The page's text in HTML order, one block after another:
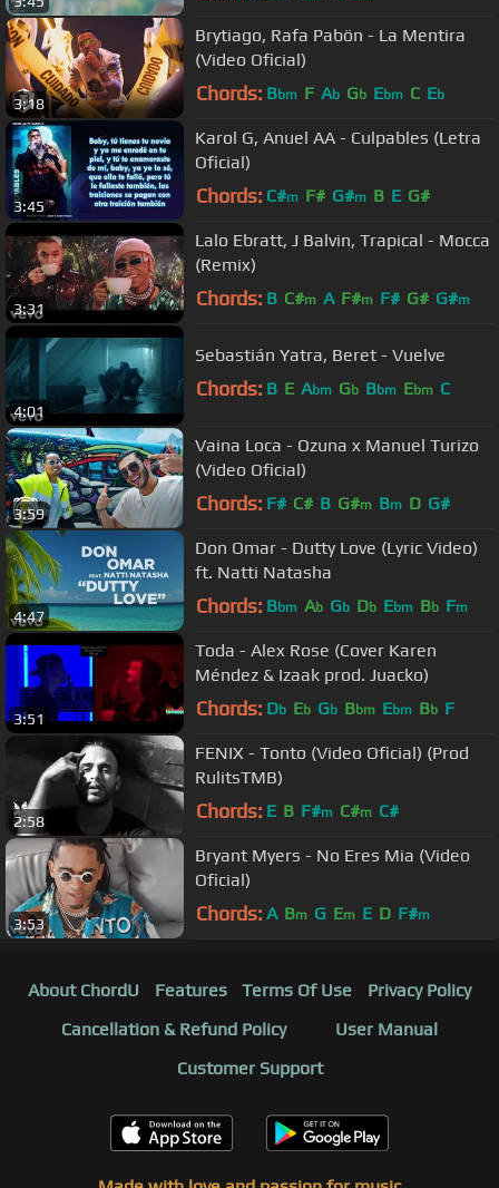
3:18
Brytiago, Rafa Pabön - La Mentira
(Video Oficial)
Chords: Bbm F Ab Gb Ebm C Eb
3:45
Karol G, Anuel AA - Culpables (Letra
Oficial)
Chords: C#m F# G#m B E G#
3:31
Lalo Ebratt, J Balvin, Trapical - Mocca
(Remix)
Chords: B C#m A F#m F# G# G#m
4:01
Sebastián Yatra, Beret - Vuelve
Chords: B E Abm Gb Bbm Ebm C
3:59
Vaina Loca - Ozuna x Manuel Turizo
(Video Oficial)
Chords: F# C# B G#m Bm D G#
4:47
Don Omar - Dutty Love (Lyric Video)
ft. Natti Natasha
Chords: Bbm Ab Gb Db Ebm Bb Fm
3:51
Toda - Alex Rose (Cover Karen
Méndez & Izaak prod. Juacko)
Chords: Db Eb Gb Bbm Ebm Bb F
2:58
FENIX - Tonto (Video Oficial) (Prod
RulitsTMB)
Chords: E B F#m C#m C#
3:53
Bryant Myers - No Eres Mia (Video
Oficial)
Chords: A Bm G Em E D F#m
About ChordU Features Terms Of Use
Privacy Policy
Cancellation & Refund Policy
User Manual
Customer Support